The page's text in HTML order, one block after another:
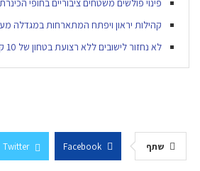
פינוי פולשים משטחים ציבוריים בחופי הכינרת
קהילות יראון ויפתח המתארחות במגדלה
לא נחזור לישובים ללא רצועת בטחון של 10 ק"מ לפחות
שתף Facebook
Twitter